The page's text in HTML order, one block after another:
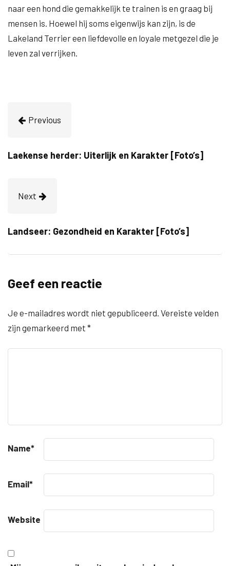
naar een hond die gemakkelijk te trainen is en graag bij
mensen is. Hoewel hij soms eigenwijs kan zijn, is de
Lakeland Terrier een liefdevolle en loyale metgezel die je
leven zal verrijken.
Previous
Laekense herder: Uiterlijk en Karakter [Foto’s]
Next
Landseer: Gezondheid en Karakter [Foto’s]
Geef een reactie
Je e-mailadres wordt niet gepubliceerd. Vereiste velden
zijn gemarkeerd met *
Name*
Email*
Website